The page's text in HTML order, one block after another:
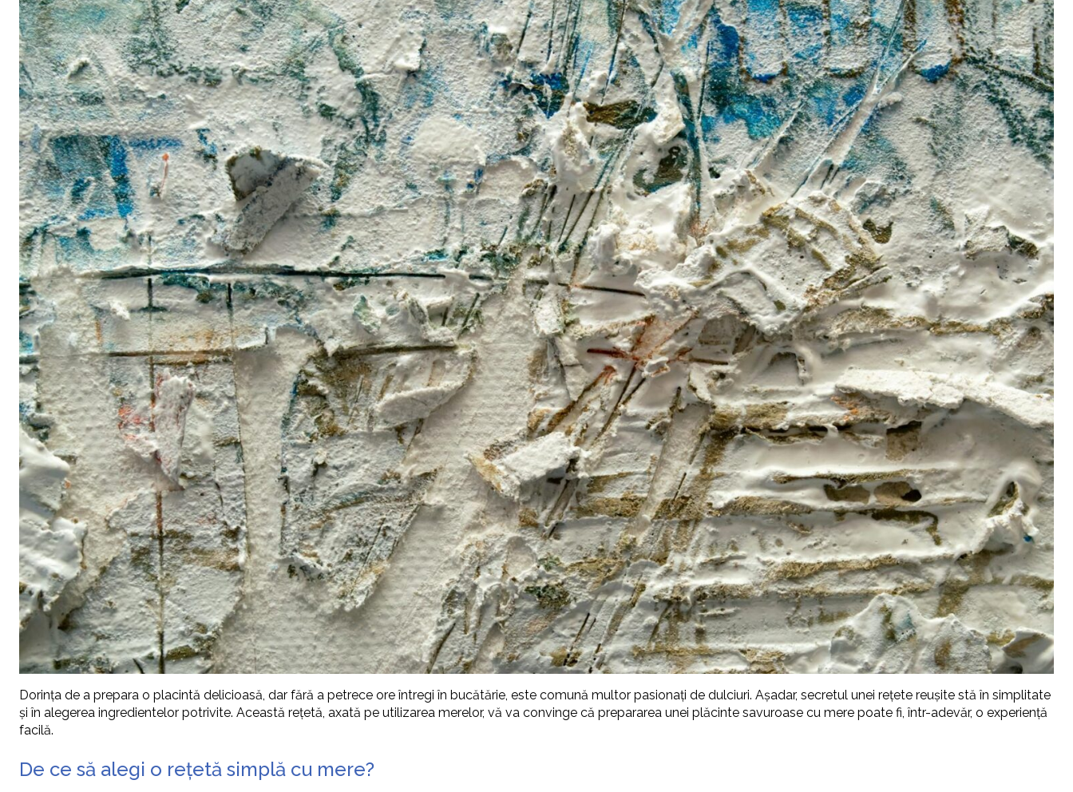
Dorința de a prepara o placintă delicioasă, dar fără a petrece ore întregi în bucătărie, este comună multor pasionați de dulciuri. Așadar, secretul unei rețete reușite stă în simplitate
și în alegerea ingredientelor potrivite. Această rețetă, axată pe utilizarea merelor, vă va convinge că prepararea unei plăcinte savuroase cu mere poate fi, într-adevăr, o experiență
facilă.
De ce să alegi o rețetă simplă cu mere?